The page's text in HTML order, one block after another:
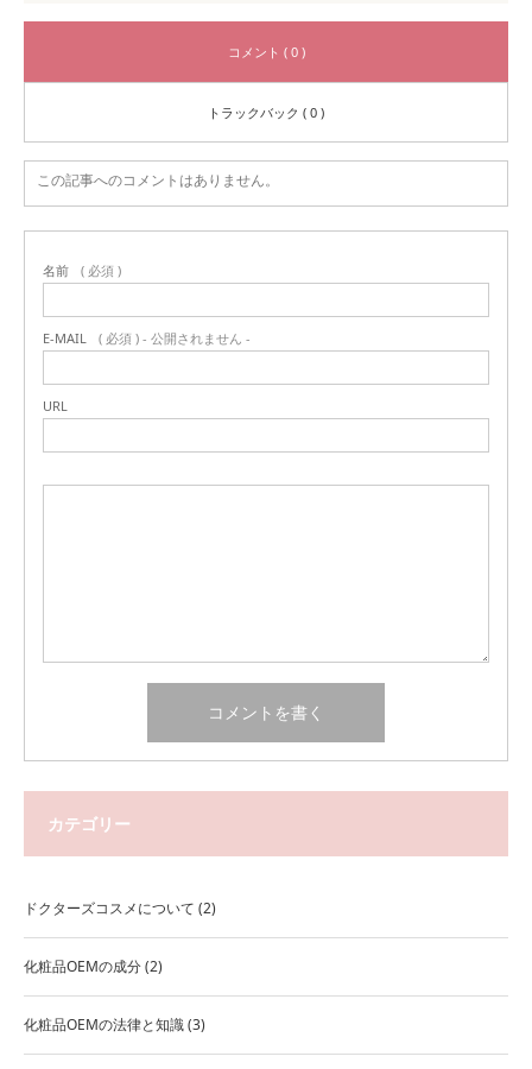
コメント ( 0 )
トラックバック ( 0 )
この記事へのコメントはありません。
名前 ( 必須 )
E-MAIL ( 必須 ) - 公開されません -
URL
カテゴリー
ドクターズコスメについて (2)
化粧品OEMの成分(2)
化粧品OEMの法律と知識(3)